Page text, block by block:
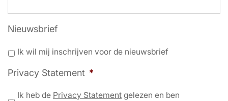
Nieuwsbrief
Ik wil mij inschrijven voor de nieuwsbrief
Privacy Statement *
Ik heb de Privacy Statement gelezen en ben